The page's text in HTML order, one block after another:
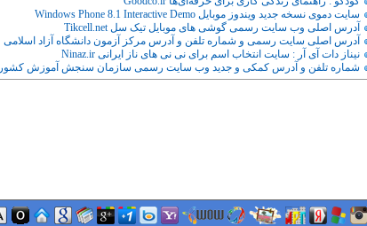
سایت دموی نسخه جدید ویندوز موبایل Windows Phone 8.1 Interactive Demo
آدرس اصلی وب سایت رسمی گوشی های موبایل تیک سل Tikcell.net
آدرس اصلی سایت رسمی و شماره تلفن و آدرس مرکز آزمون دانشگاه آزاد اسلامی
نیناز دات آی آر : سایت انتخاب اسم برای نی نی های ناز ایرانی Ninaz.ir
شماره تلفن و آدرس کمکی و جدید وب سایت رسمی سازمان سنجش آموزش کشور